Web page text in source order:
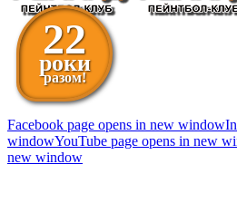
22
роки
разом!
Facebook page opens in new window
windowYouTube page opens in new
new window